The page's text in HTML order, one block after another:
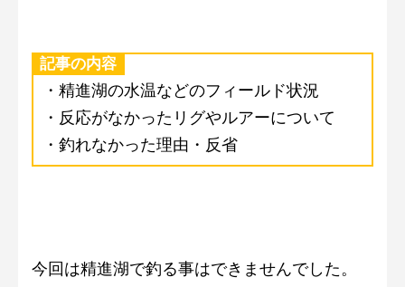
記事の内容
・精進湖の水温などのフィールド状況
・反応がなかったリグやルアーについて
・釣れなかった理由・反省
今回は精進湖で釣る事はできませんでした。